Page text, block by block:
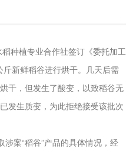
种植专业合作社签订《委托加工
新鲜稻谷进行烘干。几天后需
干，但发生了酸变，以致稻谷无
发生质变，为此拒绝接受该批次
案“稻谷”产品的具体情况，经
润滑油检测
测 生物质燃料检测